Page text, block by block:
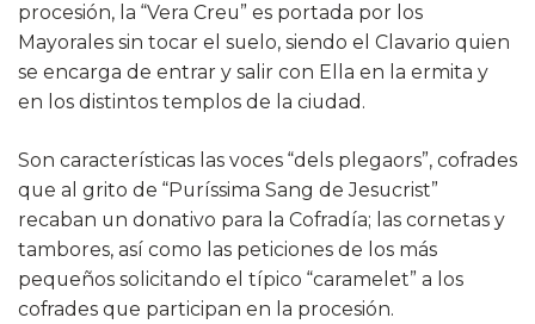
procesión, la “Vera Creu” es portada por los
Mayorales sin tocar el suelo, siendo el Clavario quien
se encarga de entrar y salir con Ella en la ermita y
en los distintos templos de la ciudad.
Son características las voces “dels plegaors”, cofrades
que al grito de “Puríssima Sang de Jesucrist”
recaban un donativo para la Cofradía; las cornetas y
tambores, así como las peticiones de los más
pequeños solicitando el típico “caramelet” a los
cofrades que participan en la procesión.